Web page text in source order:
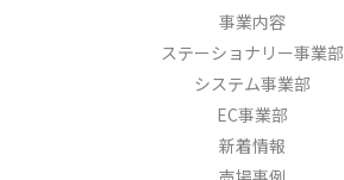
事業内容
ステーショナリー事業部
システム事業部
EC事業部
新着情報